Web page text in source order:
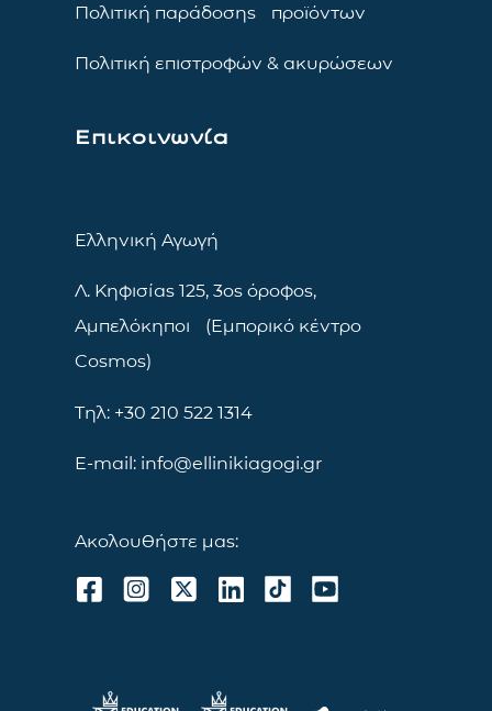
Πολιτική παράδοσης προϊόντων
Πολιτική επιστροφών & ακυρώσεων
Επικοινωνία
Ελληνική Αγωγή
Λ. Κηφισίας 125, 3ος όροφος,
Αμπελόκηποι (Εμπορικό κέντρο
Cosmos)
Τηλ: +30 210 522 1314
E-mail: info@ellinikiagogi.gr
Ακολουθήστε μας: